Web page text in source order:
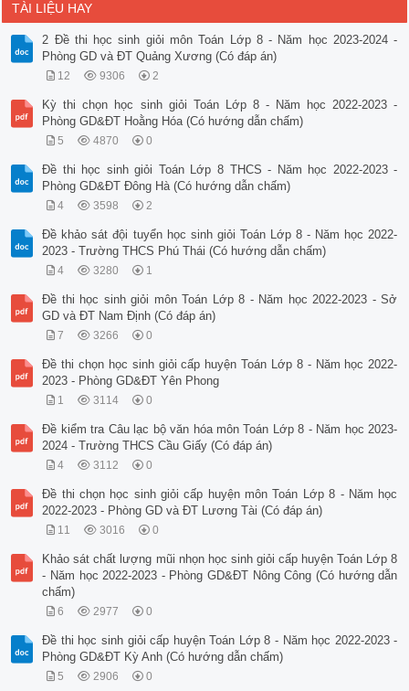
TÀI LIỆU HAY
2 Đề thi học sinh giỏi môn Toán Lớp 8 - Năm học 2023-2024 -
Phòng GD và ĐT Quảng Xương (Có đáp án)
12 9306 2
Kỳ thi chọn học sinh giỏi Toán Lớp 8 - Năm học 2022-2023 -
Phòng GD&ĐT Hoằng Hóa (Có hướng dẫn chấm)
5 4870 0
Đề thi học sinh giỏi Toán Lớp 8 THCS - Năm học 2022-2023 -
Phòng GD&ĐT Đông Hà (Có hướng dẫn chấm)
4 3598 2
Đề khảo sát đội tuyển học sinh giỏi Toán Lớp 8 - Năm học 2022-
2023 - Trường THCS Phú Thái (Có hướng dẫn chấm)
4 3280 1
Đề thi học sinh giỏi môn Toán Lớp 8 - Năm học 2022-2023 - Sở
GD và ĐT Nam Định (Có đáp án)
7 3266 0
Đề thi chọn học sinh giỏi cấp huyện Toán Lớp 8 - Năm học 2022-
2023 - Phòng GD&ĐT Yên Phong
1 3114 0
Đề kiểm tra Câu lạc bộ văn hóa môn Toán Lớp 8 - Năm học 2023-
2024 - Trường THCS Cầu Giấy (Có đáp án)
4 3112 0
Đề thi chọn học sinh giỏi cấp huyện môn Toán Lớp 8 - Năm học
2022-2023 - Phòng GD và ĐT Lương Tài (Có đáp án)
11 3016 0
Khảo sát chất lượng mũi nhọn học sinh giỏi cấp huyện Toán Lớp 8
- Năm học 2022-2023 - Phòng GD&ĐT Nông Công (Có hướng dẫn
chấm)
6 2977 0
Đề thi học sinh giỏi cấp huyện Toán Lớp 8 - Năm học 2022-2023 -
Phòng GD&ĐT Kỳ Anh (Có hướng dẫn chấm)
5 2906 0